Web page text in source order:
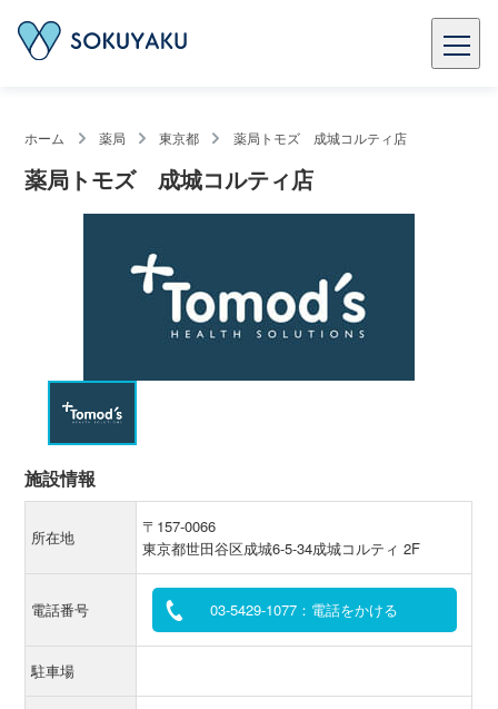
ホーム 薬局 東京都 薬局トモズ 成城コルティ店
薬局トモズ 成城コルティ店
施設情報
所在地
〒157-0066
東京都世田谷区成城6-5-34成城コルティ 2F
電話番号 03-5429-1077：電話をかける
駐車場